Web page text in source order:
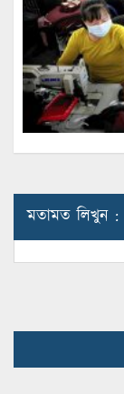
মতামত লিখুন :